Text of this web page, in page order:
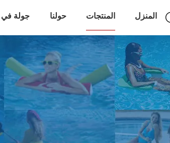
المنزل المنتجات حولنا جولة في